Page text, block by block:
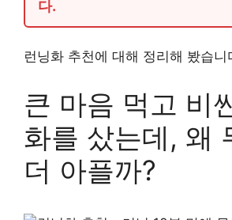
다.
런닝화 추천에 대해 정리해 봤습니
큰 마음 먹고 비
화를 샀는데, 왜
더 아플까?